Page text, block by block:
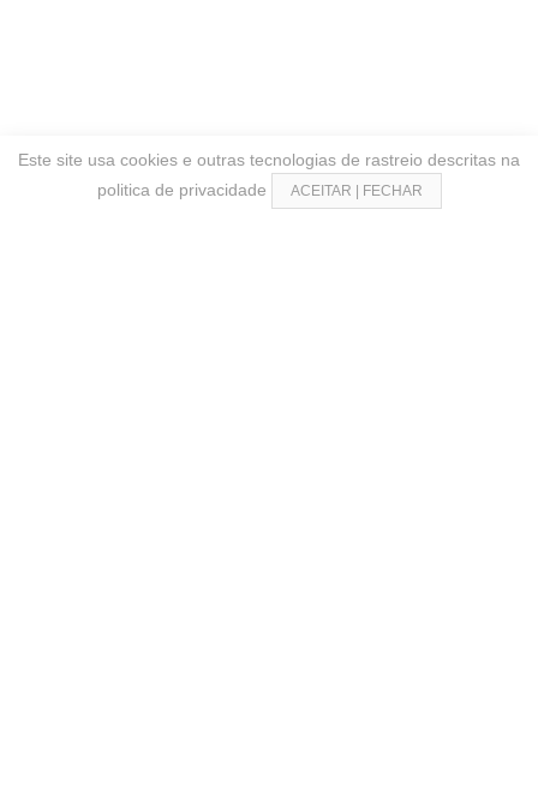
Este site usa cookies e outras tecnologias de rastreio descritas na
politica de privacidade
ACEITAR | FECHAR